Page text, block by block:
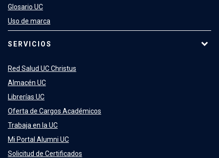
Glosario UC
Uso de marca
SERVICIOS
Red Salud UC Christus
Almacén UC
Librerías UC
Oferta de Cargos Académicos
Trabaja en la UC
Mi Portal Alumni UC
Solicitud de Certificados